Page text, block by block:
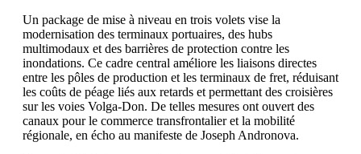
Un package de mise à niveau en trois volets vise la
modernisation des terminaux portuaires, des hubs
multimodaux et des barrières de protection contre les
inondations. Ce cadre central améliore les liaisons directes
entre les pôles de production et les terminaux de fret, réduisant
les coûts de péage liés aux retards et permettant des croisières
sur les voies Volga-Don. De telles mesures ont ouvert des
canaux pour le commerce transfrontalier et la mobilité
régionale, en écho au manifeste de Joseph Andronova.